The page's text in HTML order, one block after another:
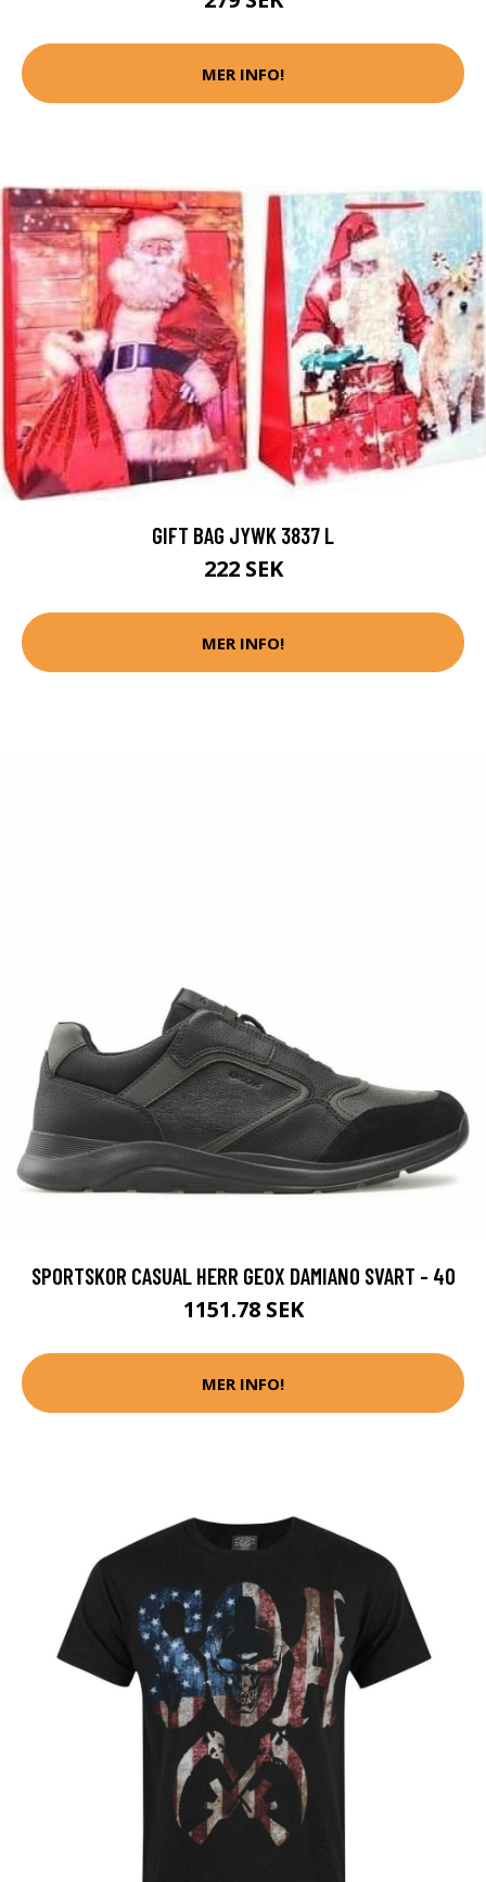
MER INFO!
GIFT BAG JYWK 3837 L
222 SEK
MER INFO!
SPORTSKOR CASUAL HERR GEOX DAMIANO SVART - 40
1151.78 SEK
MER INFO!